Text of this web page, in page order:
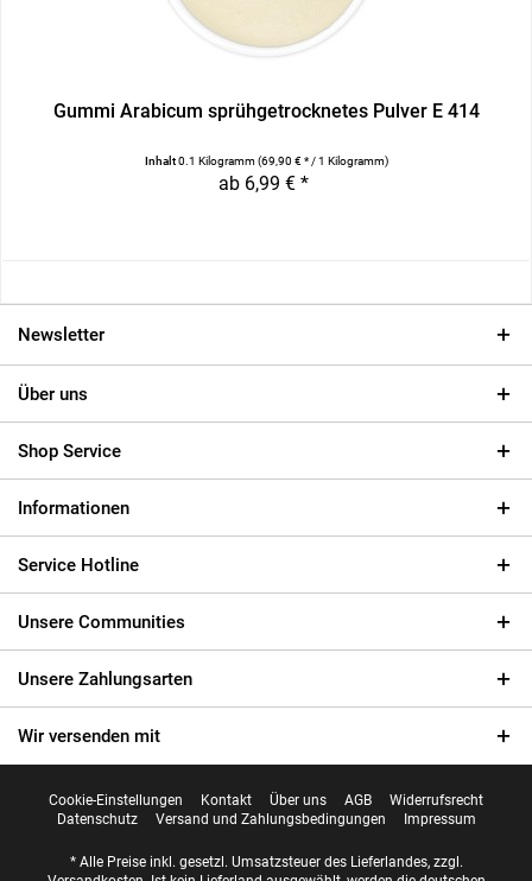
Gummi Arabicum sprühgetrocknetes Pulver E 414
Inhalt0.1 Kilogramm(69,90 € * / 1 Kilogramm)
ab 6,99 € *
Newsletter
Über uns
Shop Service
Informationen
Service Hotline
Unsere Communities
Unsere Zahlungsarten
Wir versenden mit
Cookie-Einstellungen Kontakt Über uns AGB
Widerrufsrecht
Datenschutz
Versand und Zahlungsbedingungen Impressum
* Alle Preise inkl. gesetzl. Umsatzsteuer des Lieferlandes, zzgl.